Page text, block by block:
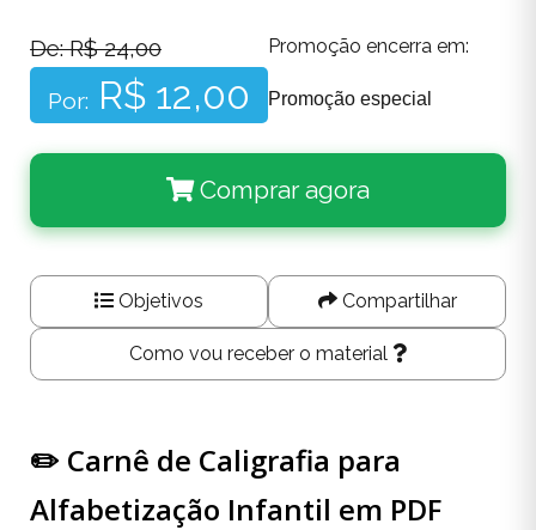
De: R$ 24,00
Por: R$ 12,00
Promoção encerra em:
Promoção especial
Comprar agora
Objetivos Compartilhar
Como vou receber o material
✏️ Carnê de Caligrafia para
Alfabetização Infantil em PDF